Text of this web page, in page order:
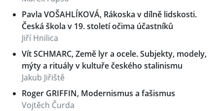
Pavla VOŠAHLÍKOVÁ, Rákoska v dílně lidskosti.
Česká škola v 19. století očima účastníků
Jiří Hnilica
Vít SCHMARC, Země lyr a ocele. Subjekty, modely,
mýty a rituály v kultuře českého stalinismu
Jakub Jiřiště
Roger GRIFFIN, Modernismus a fašismus
Vojtěch Čurda